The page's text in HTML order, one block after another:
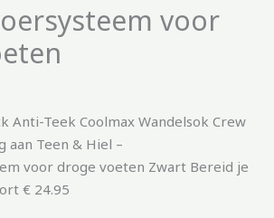
voor
Anti-Teek Coolmax Wandelsok Crew
aan Teen & Hiel –
voor droge voeten Zwart Bereid je
€ 24.95